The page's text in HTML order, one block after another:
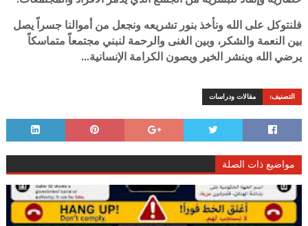
فلنتوكل على الله ونأخذ بنور تشريعه ونجعل من أموالنا جسراً يصل
بين النعمة والشكر، وبين الغنى والرحمة لنبني مجتمعاً متماسكاً
يرضي الله وينشر الخير ويصون الكرامة الإنسانية...
التصنيف: مقالات ودراسات
مواضيع ذات الصلة